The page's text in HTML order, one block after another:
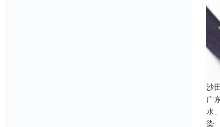
沙
广
水
染